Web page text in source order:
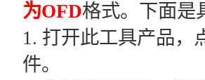
为OFD格式。下面是
1. 打开此工具产品，
件。